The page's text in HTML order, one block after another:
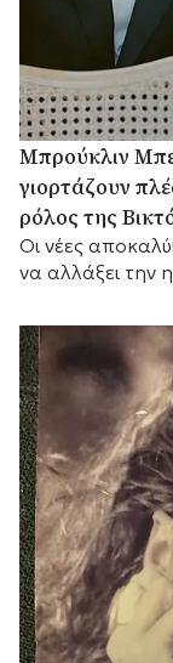
Μπρούκλιν
γιορτάζουν
ρόλος της
Οι νέες
να αλλάξει την